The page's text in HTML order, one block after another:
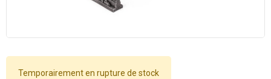
Temporairement en rupture de stock